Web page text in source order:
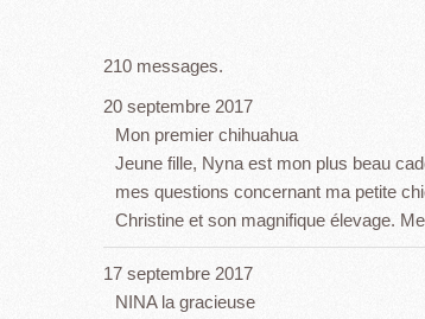
210 messages.
20 septembre 2017
Mon premier chihuahua
Jeune fille, Nyna est mon plus beau
mes questions concernant ma petite
Christine et son magnifique élevage.
17 septembre 2017
NINA la gracieuse